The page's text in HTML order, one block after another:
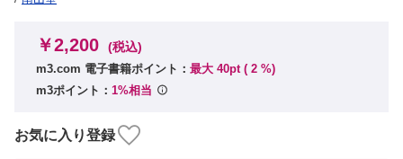
￥2,200 (税込)
m3.com 電子書籍ポイント： 最大 40pt ( 2 %)
m3ポイント： 1%相当
お気に入り登録